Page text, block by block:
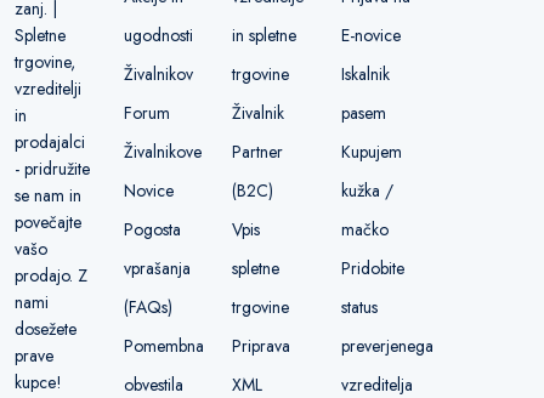
zanj. |
Spletne
trgovine,
vzreditelji
in
prodajalci
- pridružite
se nam in
povečajte
vašo
prodajo. Z
nami
dosežete
prave
kupce!
ugodnosti
Živalnikov
Forum
Živalnikove
Novice
Pogosta
vprašanja
(FAQs)
Pomembna
obvestila
in spletne
trgovine
Živalnik
Partner
(B2C)
Vpis
spletne
trgovine
Priprava
XML
E-novice
Iskalnik
pasem
Kupujem
kužka /
mačko
Pridobite
status
preverjenega
vzreditelja